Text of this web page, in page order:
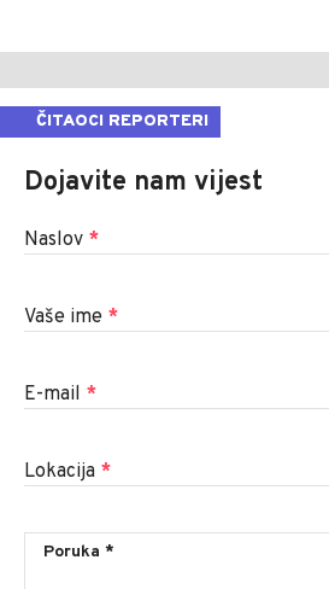
ČITAOCI REPORTERI
Dojavite nam vijest
Naslov *
Vaše ime *
E-mail *
Lokacija *